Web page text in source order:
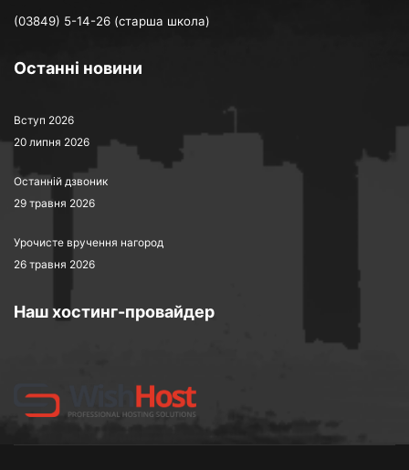
(03849) 5-14-26 (старша школа)
Останні новини
Вступ 2026
20 липня 2026
Останній дзвоник
29 травня 2026
Урочисте вручення нагород
26 травня 2026
Наш хостинг-провайдер